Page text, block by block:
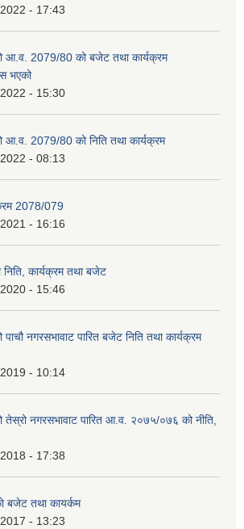
- 17:43
आ.व. 2079/80 को बजेट तथा कार्यक्रम
भएको
- 15:30
आ.व. 2079/80 को निति तथा कार्यक्रम
- 08:13
2078/079
- 16:16
कार्यक्रम तथा बजेट
- 15:46
नगरसभावाट पारित बजेट निति तथा कार्यक्रम
- 10:14
तेस्रो नगरसभावाट पारित आ.व. २०७५/०७६ को नीति,
- 17:38
तथा कायर्कम
- 13:23